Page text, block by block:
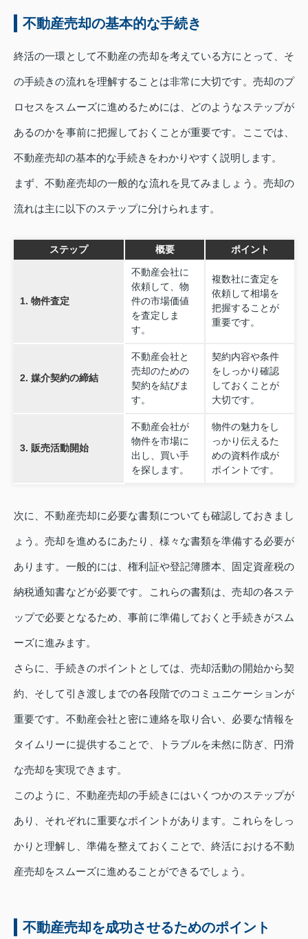
不動産売却の基本的な手続き
終活の一環として不動産の売却を考えている方にとって、そ
の手続きの流れを理解することは非常に大切です。売却のプ
ロセスをスムーズに進めるためには、どのようなステップが
あるのかを事前に把握しておくことが重要です。ここでは、
不動産売却の基本的な手続きをわかりやすく説明します。
まず、不動産売却の一般的な流れを見てみましょう。売却の
流れは主に以下のステップに分けられます。
ステップ 概要 ポイント
1. 物件査定
不動産会社に
依頼して、物
件の市場価値
を査定しま
す。
複数社に査定を
依頼して相場を
把握することが
重要です。
2. 媒介契約の締結
不動産会社と
売却のための
契約を結びま
す。
契約内容や条件
をしっかり確認
しておくことが
大切です。
3. 販売活動開始
不動産会社が
物件を市場に
出し、買い手
を探します。
物件の魅力をし
っかり伝えるた
めの資料作成が
ポイントです。
次に、不動産売却に必要な書類についても確認しておきまし
ょう。売却を進めるにあたり、様々な書類を準備する必要が
あります。一般的には、権利証や登記簿謄本、固定資産税の
納税通知書などが必要です。これらの書類は、売却の各ステ
ップで必要となるため、事前に準備しておくと手続きがスム
ーズに進みます。
さらに、手続きのポイントとしては、売却活動の開始から契
約、そして引き渡しまでの各段階でのコミュニケーションが
重要です。不動産会社と密に連絡を取り合い、必要な情報を
タイムリーに提供することで、トラブルを未然に防ぎ、円滑
な売却を実現できます。
このように、不動産売却の手続きにはいくつかのステップが
あり、それぞれに重要なポイントがあります。これらをしっ
かりと理解し、準備を整えておくことで、終活における不動
産売却をスムーズに進めることができるでしょう。
不動産売却を成功させるためのポイント